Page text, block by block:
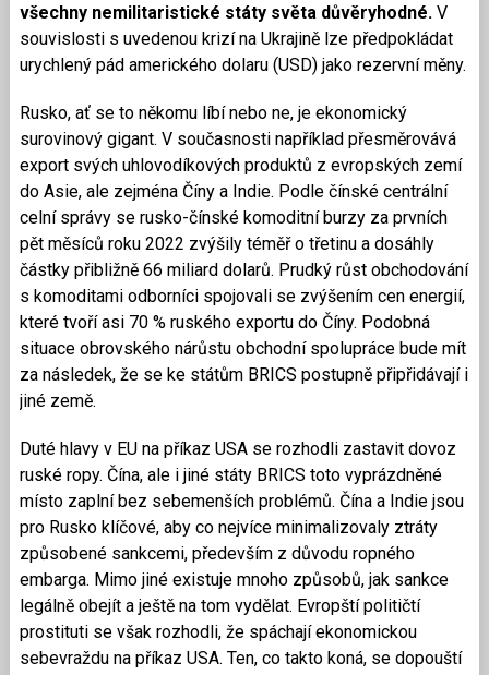
všechny nemilitaristické státy světa důvěryhodné. V
souvislosti s uvedenou krizí na Ukrajině lze předpokládat
urychlený pád amerického dolaru (USD) jako rezervní měny.
Rusko, ať se to někomu líbí nebo ne, je ekonomický
surovinový gigant. V současnosti například přesměrovává
export svých uhlovodíkových produktů z evropských zemí
do Asie, ale zejména Číny a Indie. Podle čínské centrální
celní správy se rusko-čínské komoditní burzy za prvních
pět měsíců roku 2022 zvýšily téměř o třetinu a dosáhly
částky přibližně 66 miliard dolarů. Prudký růst obchodování
s komoditami odborníci spojovali se zvýšením cen energií,
které tvoří asi 70 % ruského exportu do Číny. Podobná
situace obrovského nárůstu obchodní spolupráce bude mít
za následek, že se ke státům BRICS postupně připřidávají i
jiné země.
Duté hlavy v EU na příkaz USA se rozhodli zastavit dovoz
ruské ropy. Čína, ale i jiné státy BRICS toto vyprázdněné
místo zaplní bez sebemenších problémů. Čína a Indie jsou
pro Rusko klíčové, aby co nejvíce minimalizovaly ztráty
způsobené sankcemi, především z důvodu ropného
embarga. Mimo jiné existuje mnoho způsobů, jak sankce
legálně obejít a ještě na tom vydělat. Evropští političtí
prostituti se však rozhodli, že spáchají ekonomickou
sebevraždu na příkaz USA. Ten, co takto koná, se dopouští